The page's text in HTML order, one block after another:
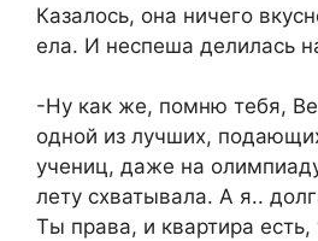
Казалось, она ничего
ела. И неспеша делилась
-Ну как же, помню тебя,
одной из лучших,
учениц, даже на
лету схватывала. А я..
Ты права, и квартира есть,